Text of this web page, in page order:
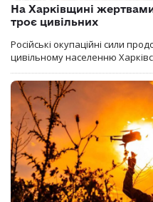
На Харківщині
троє цивільних
Російські окупаційні сили
цивільному населенню